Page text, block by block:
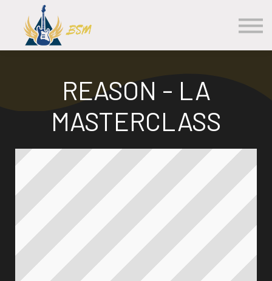
Se Connecter
REASON - LA
MASTERCLASS